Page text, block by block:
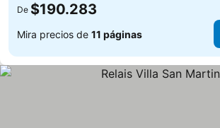
De $190.283
Mira precios de 11 páginas